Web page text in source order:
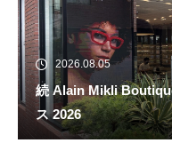
2026.08.05
続 Alain Mikli
ス 2026